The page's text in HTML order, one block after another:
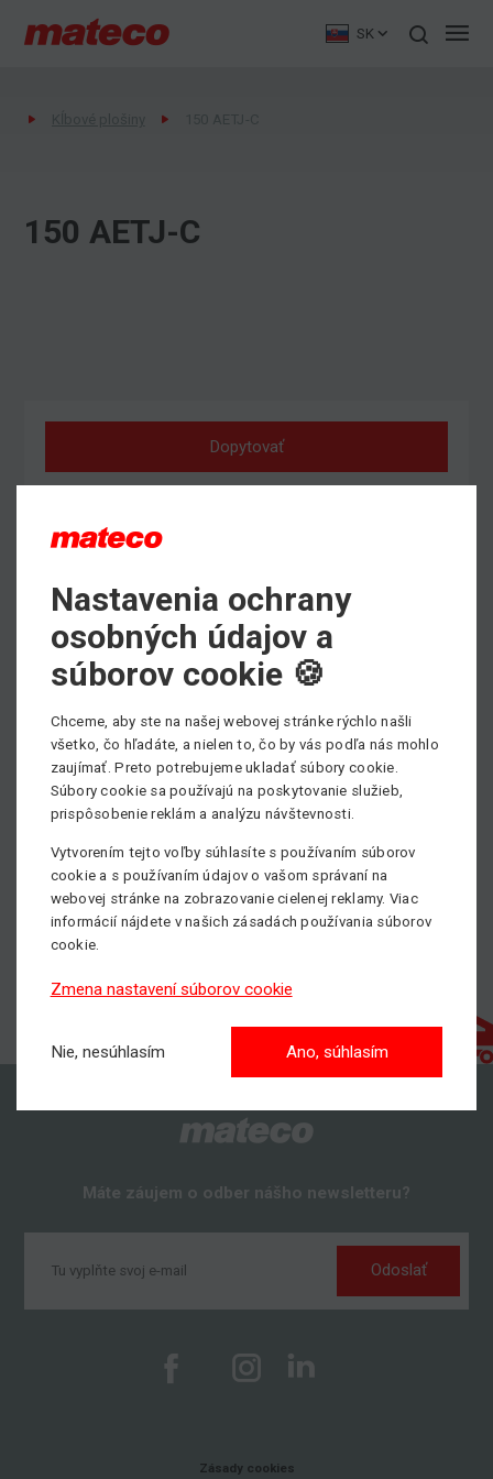
SK
150 AETJ-C
Dopytovať
15.00 m
Min. nosnosť
Pohon
Elektrický
Máte záujem o odber nášho newsletteru?
Odoslať
Zásady cookies
Nastavenia ochrany
osobných údajov a
súborov cookie 🍪
Chceme, aby ste na našej webovej stránke rýchlo našli
všetko, čo hľadáte, a nielen to, čo by vás podľa nás mohlo
zaujímať. Preto potrebujeme ukladať súbory cookie.
Súbory cookie sa používajú na poskytovanie služieb,
prispôsobenie reklám a analýzu návštevnosti.
Vytvorením tejto voľby súhlasíte s používaním súborov
cookie a s používaním údajov o vašom správaní na
webovej stránke na zobrazovanie cielenej reklamy. Viac
informácií nájdete v našich zásadách používania súborov
cookie.
Zmena nastavení súborov cookie
Nie, nesúhlasím Ano, súhlasím